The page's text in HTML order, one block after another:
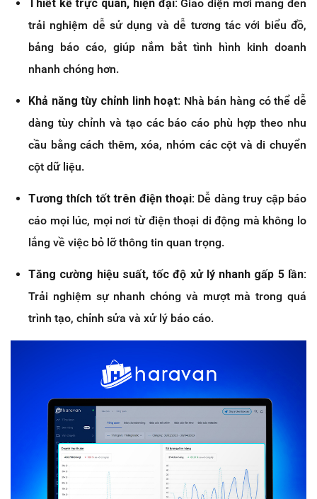
Thiết kế trực quan, hiện đại:Giao diện mới mang đến
trải nghiệm dễ sử dụng và dễ tương tác với biểu đồ,
bảng báo cáo, giúp nắm bắt tình hình kinh doanh
nhanh chóng hơn.
Khả năng tùy chỉnh linh hoạt: Nhà bán hàng có thể dễ
dàng tùy chỉnh và tạo các báo cáo phù hợp theo nhu
cầu bằng cách thêm, xóa, nhóm các cột và di chuyển
cột dữ liệu.
Tương thích tốt trên điện thoại: Dễ dàng truy cập báo
cáo mọi lúc, mọi nơi từ điện thoại di động mà không lo
lắng về việc bỏ lỡ thông tin quan trọng.
Tăng cường hiệu suất, tốc độ xử lý nhanh gấp 5 lần:
Trải nghiệm sự nhanh chóng và mượt mà trong quá
trình tạo, chỉnh sửa và xử lý báo cáo.